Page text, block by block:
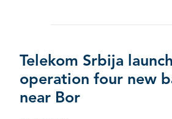
Telekom Srbija
operation four new
near Bor